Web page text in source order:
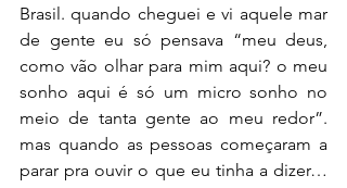
Brasil. quando cheguei e vi aquele mar
de gente eu só pensava “meu deus,
como vão olhar para mim aqui? o meu
sonho aqui é só um micro sonho no
meio de tanta gente ao meu redor”.
mas quando as pessoas começaram a
parar pra ouvir o que eu tinha a dizer…